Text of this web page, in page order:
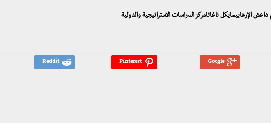
الإرهابيمايكل ناغاتامركز الدراسات الاستراتيجية والدولية